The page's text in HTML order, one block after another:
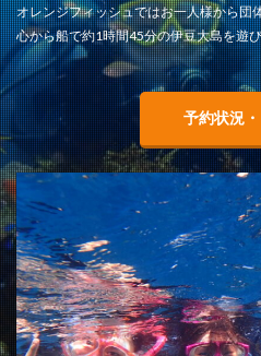
オレンジフィッシュではお一人様から団
心から船で約1時間45分の伊豆大島を遊
予約状況